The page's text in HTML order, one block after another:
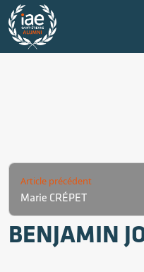
Article précédent
Marie CRÉPET
BENJAMIN